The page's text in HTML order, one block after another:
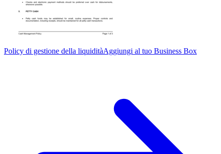
Policy di gestione della liquiditàAggiungi al tuo Business Box